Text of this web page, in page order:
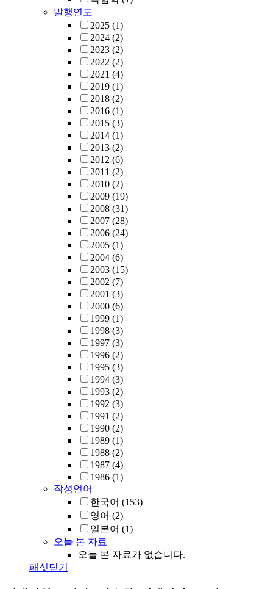
발행연도
2025 (1)
2024 (2)
2023 (2)
2022 (2)
2021 (4)
2019 (1)
2018 (2)
2016 (1)
2015 (3)
2014 (1)
2013 (2)
2012 (6)
2011 (2)
2010 (2)
2009 (19)
2008 (31)
2007 (28)
2006 (24)
2005 (1)
2004 (6)
2003 (15)
2002 (7)
2001 (3)
2000 (6)
1999 (1)
1998 (3)
1997 (3)
1996 (2)
1995 (3)
1994 (3)
1993 (2)
1992 (3)
1991 (2)
1990 (2)
1989 (1)
1988 (2)
1987 (4)
1986 (1)
작성언어
한국어 (153)
영어 (2)
일본어 (1)
오늘 본 자료
오늘 본 자료가 없습니다.
패싯닫기